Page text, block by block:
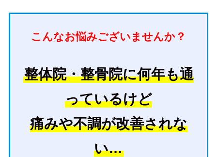
こんなお悩みございませんか？
整体院・整骨院に何年も通
っているけど
痛みや不調が改善されな
い…